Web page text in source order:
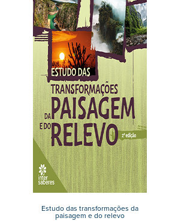
Estudo das transformações da
paisagem e do relevo